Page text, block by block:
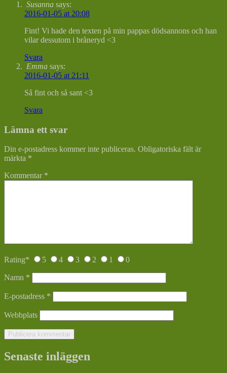
Susanna says:
2016-01-05 at 20:08
Fint! Vi hade den texten på min pappas dödsannons och han
vilar dessutom i bråneryd <3
Svara
Emma says:
2016-01-05 at 21:11
Så fint och så sant <3
Svara
Lämna ett svar
Din e-postadress kommer inte publiceras. Obligatoriska fält är
märkta *
Kommentar *
Rating* 5 4 3 2 1 0
Namn *
E-postadress *
Webbplats
Senaste inläggen